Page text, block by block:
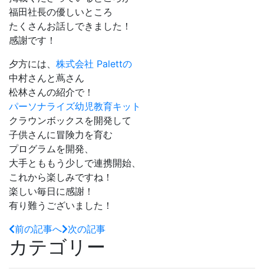
福田社長の優しいところ
たくさんお話しできました！
感謝です！
夕方には、 株式会社 Palettの
中村さんと蔦さん
松林さんの紹介で！
パーソナライズ幼児教育キット
クラウンボックスを開発して
子供さんに冒険力を育む
プログラムを開発、
大手とももう少しで連携開始、
これから楽しみですね！
楽しい毎日に感謝！
有り難うございました！
前の記事へ 次の記事
カテゴリー